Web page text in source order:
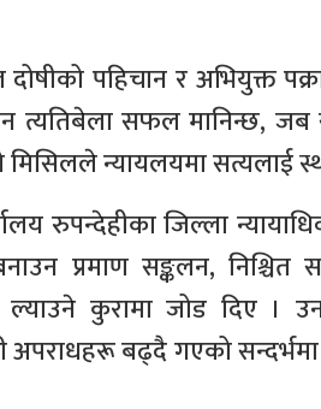
पहिचान र अभियुक्त
सफल मानिन्छ, जब
मिसिलले न्यायलयमा सत्यलाई
रुपन्देहीका जिल्ला
प्रमाण सङ्कलन,
ल्याउने कुरामा जोड दिए ।
अपराधहरू बढ्दै गएको सन्दर्भमा